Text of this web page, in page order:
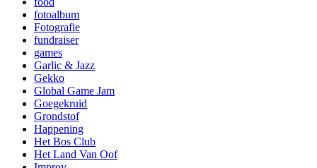
fotoalbum
Fotografie
fundraiser
games
Garlic & Jazz
Gekko
Global Game Jam
Goegekruid
Grondstof
Happening
Het Bos Club
Het Land Van Oof